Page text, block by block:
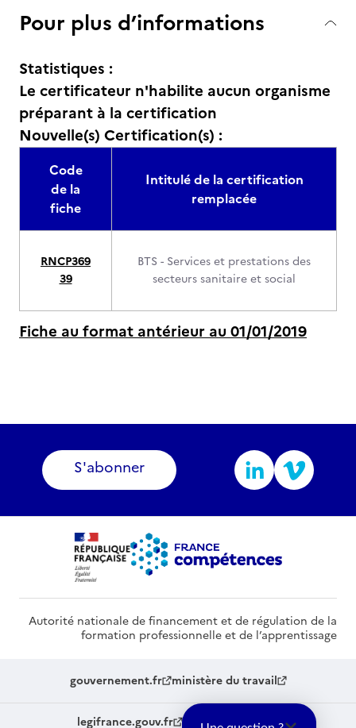
Pour plus d’informations
Statistiques :
Le certificateur n'habilite aucun organisme
préparant à la certification
Nouvelle(s) Certification(s) :
Code
de la
fiche
Intitulé de la certification
remplacée
RNCP369
39
BTS - Services et prestations des
secteurs sanitaire et social
Fiche au format antérieur au 01/01/2019
S'abonner
Autorité nationale de financement et de régulation de la
formation professionnelle et de l’apprentissage
gouvernement.fr ministère du travail
legifrance.gouv.fr service-public.fr